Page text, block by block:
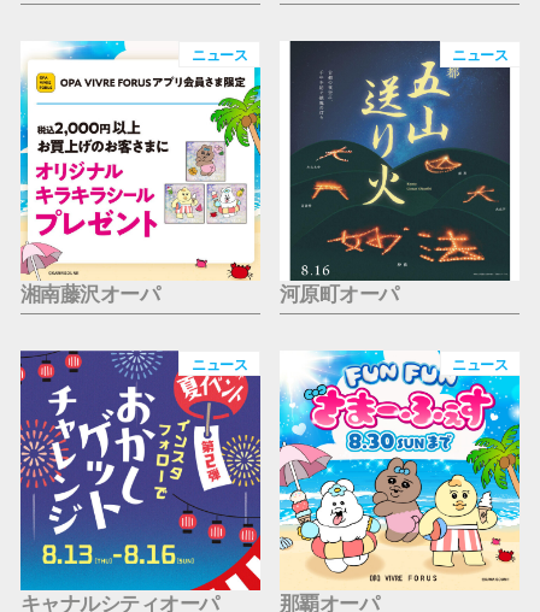
ニュース
湘南藤沢オーパ
ニュース
河原町オーパ
ニュース
キャナルシティオーパ
ニュース
那覇オーパ